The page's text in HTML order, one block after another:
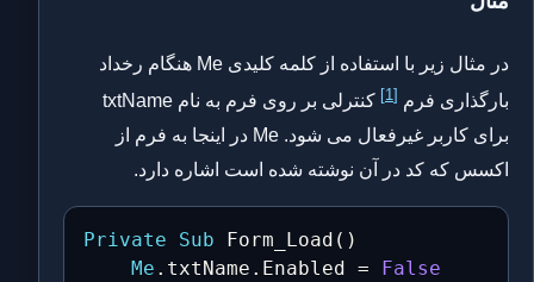
در مثال زیر با استفاده از کلمه کلیدی Me هنگام رخداد
بارگذاری فرم [1]
کنترلی بر روی فرم به نام txtName
برای کاربر غیرفعال می شود. Me در اینجا به فرم از
اکسس که کد در آن نوشته شده است اشاره دارد.
Private Sub Form_Load ( )
Me . txtName . Enabled =
False